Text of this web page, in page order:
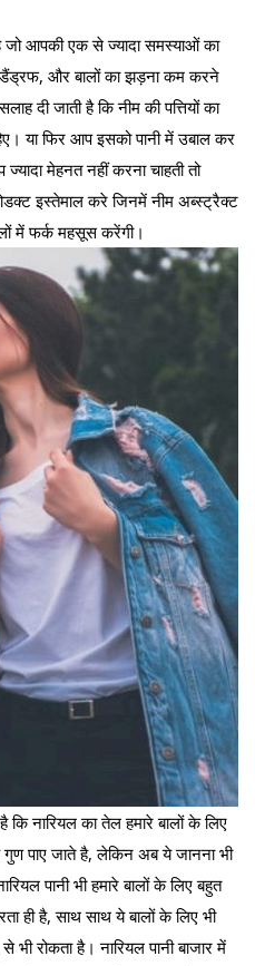
जो आपकी एक से ज्यादा समस्याओं का
और बालों का झड़ना कम करने
दी जाती है कि नीम की पत्तियों का
या फिर आप इसको पानी में उबाल कर
मेहनत नहीं करना चाहती तो
इस्तेमाल करे जिनमें नीम अब्स्ट्रैक्ट
में फर्क महसूस करेंगी।
नारियल का तेल हमारे बालों के लिए
पाए जाते है, लेकिन अब ये जानना भी
पानी भी हमारे बालों के लिए बहुत
ही है, साथ साथ ये बालों के लिए भी
रोकता है। नारियल पानी बाजार में